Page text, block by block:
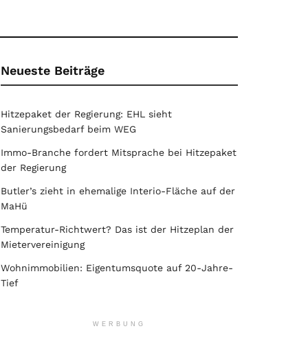
Neueste Beiträge
Hitzepaket der Regierung: EHL sieht
Sanierungsbedarf beim WEG
Immo-Branche fordert Mitsprache bei Hitzepaket
der Regierung
Butler’s zieht in ehemalige Interio-Fläche auf der
MaHü
Temperatur-Richtwert? Das ist der Hitzeplan der
Mietervereinigung
Wohnimmobilien: Eigentumsquote auf 20-Jahre-
Tief
WERBUNG